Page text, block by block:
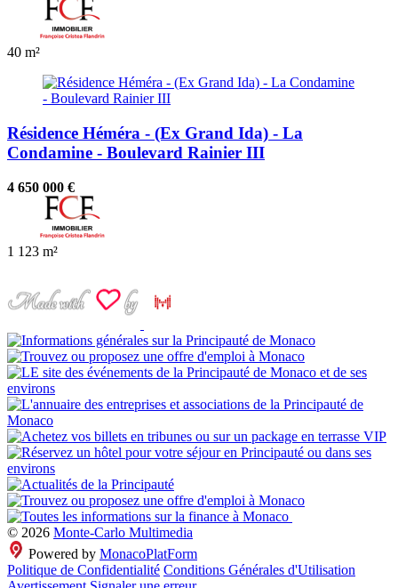
40 m²
Résidence Héméra - (Ex Grand Ida) - La
Condamine - Boulevard Rainier III
4 650 000 €
1 123 m²
© 2026 Monte-Carlo Multimedia
Powered by MonacoPlatForm
Politique de Confidentialité Conditions Générales d'Utilisation